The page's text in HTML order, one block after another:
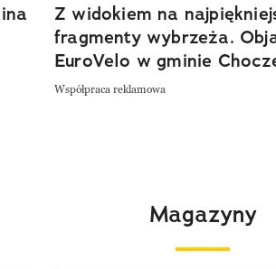
Z widokiem na
fragmenty wybrzeża.
EuroVelo w gminie
Współpraca reklamowa
Magazyny